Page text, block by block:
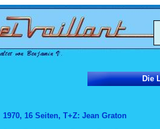
Die
1970, 16 Seiten, T+Z: Jean Graton